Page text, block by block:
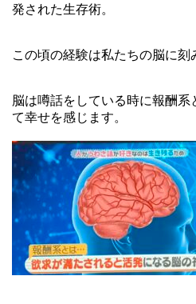
発された生存術。
この頃の経験は私たちの脳に刻
脳は噂話をしている時に報酬
て幸せを感じます。